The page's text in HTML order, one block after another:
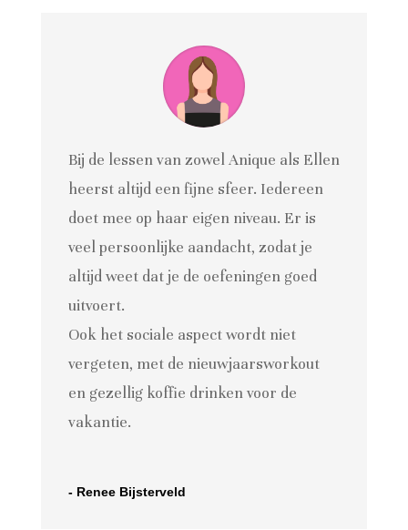
Bij de lessen van zowel Anique als Ellen
heerst altijd een fijne sfeer. Iedereen
doet mee op haar eigen niveau. Er is
veel persoonlijke aandacht, zodat je
altijd weet dat je de oefeningen goed
uitvoert.
Ook het sociale aspect wordt niet
vergeten, met de nieuwjaarsworkout
en gezellig koffie drinken voor de
vakantie.
- Renee Bijsterveld